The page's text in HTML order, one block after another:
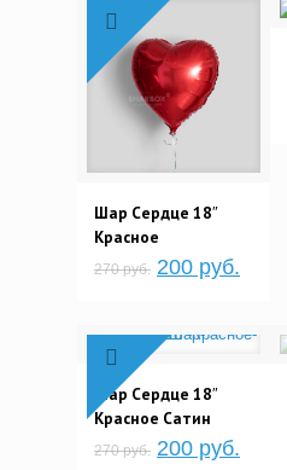
Шар Сердце 18″
Красное
270 руб. 200 руб.
Шар Сердце 18″
Красное Сатин
270 руб. 200 руб.